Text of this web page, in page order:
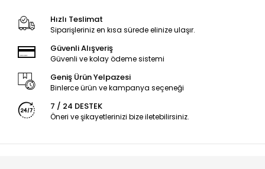
Hızlı Teslimat
Siparişleriniz en kısa sürede elinize ulaşır.
Güvenli Alışveriş
Güvenli ve kolay ödeme sistemi
Geniş Ürün Yelpazesi
Binlerce ürün ve kampanya seçeneği
7 / 24 DESTEK
Öneri ve şikayetlerinizi bize iletebilirsiniz.